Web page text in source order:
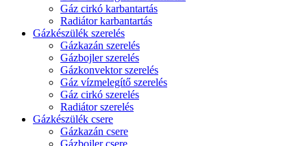
Gáz cirkó karbantartás
Radiátor karbantartás
Gázkészülék szerelés
Gázkazán szerelés
Gázbojler szerelés
Gázkonvektor szerelés
Gáz vízmelegítő szerelés
Gáz cirkó szerelés
Radiátor szerelés
Gázkészülék csere
Gázkazán csere
Gázbojler csere